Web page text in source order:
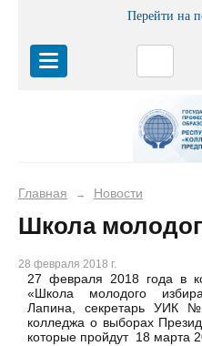
Перейти на
Главная → Новости
Школа
28 февраля 2018 г.
27 февраля 2018 года в
«Школа молодого
Лапина, секретарь УИК №
колледжа о выборах
которые пройдут 18 марта